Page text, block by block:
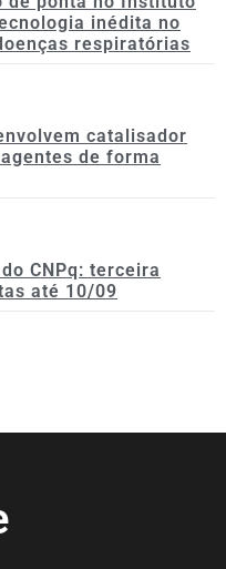
inédita no
respiratórias
catalisador
de forma
CNPq: terceira
até 10/09